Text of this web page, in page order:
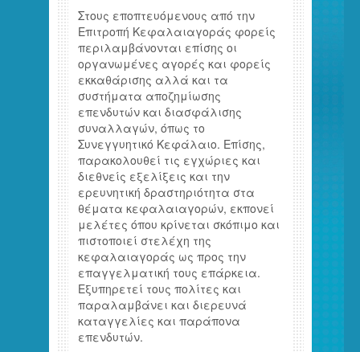
Στους εποπτευόμενους από την
Επιτροπή Κεφαλαιαγοράς φορείς
περιλαμβάνονται επίσης οι
οργανωμένες αγορές και φορείς
εκκαθάρισης αλλά και τα
συστήματα αποζημίωσης
επενδυτών και διασφάλισης
συναλλαγών, όπως το
Συνεγγυητικό Κεφάλαιο. Επίσης,
παρακολουθεί τις εγχώριες και
διεθνείς εξελίξεις και την
ερευνητική δραστηριότητα στα
θέματα κεφαλαιαγορών, εκπονεί
μελέτες όπου κρίνεται σκόπιμο και
πιστοποιεί στελέχη της
κεφαλαιαγοράς ως προς την
επαγγελματική τους επάρκεια.
Εξυπηρετεί τους πολίτες και
παραλαμβάνει και διερευνά
καταγγελίες και παράπονα
επενδυτών.